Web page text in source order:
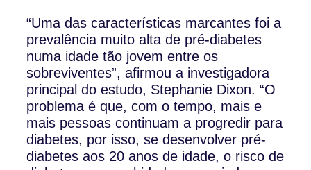
“Uma das características marcantes foi a
prevalência muito alta de pré-diabetes
numa idade tão jovem entre os
sobreviventes”, afirmou a investigadora
principal do estudo, Stephanie Dixon. “O
problema é que, com o tempo, mais e
mais pessoas continuam a progredir para
diabetes, por isso, se desenvolver pré-
diabetes aos 20 anos de idade, o risco de